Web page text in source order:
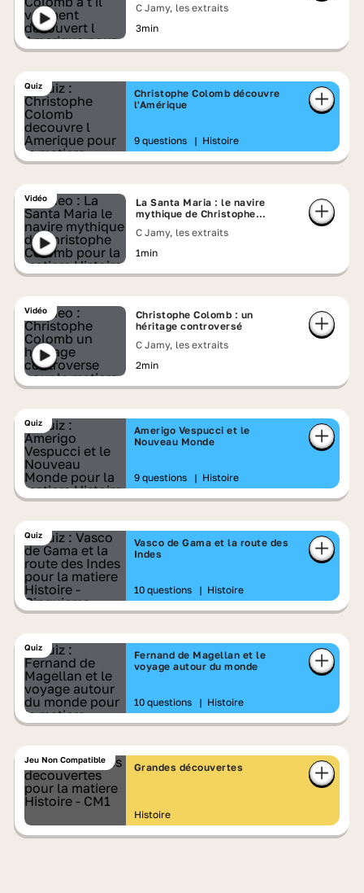
C Jamy, les extraits
3min
Quiz
Christophe Colomb découvre
l'Amérique
9 questions | Histoire
Vidéo
La Santa Maria : le navire
mythique de Christophe
C Jamy, les extraits
1min
Vidéo
Christophe Colomb : un
héritage controversé
C Jamy, les extraits
2min
Quiz
Amerigo Vespucci et le
Nouveau Monde
9 questions | Histoire
Quiz
Vasco de Gama et la route des
Indes
10 questions | Histoire
Quiz
Fernand de Magellan et le
voyage autour du monde
10 questions | Histoire
Jeu Non Compatible
Grandes découvertes
Histoire